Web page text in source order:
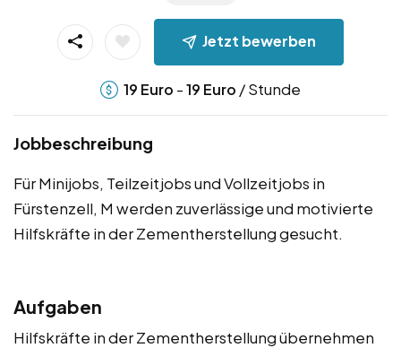
Jetzt bewerben
19 Euro -19 Euro / Stunde
Jobbeschreibung
Für Minijobs, Teilzeitjobs und Vollzeitjobs in
Fürstenzell, M werden zuverlässige und motivierte
Hilfskräfte in der Zementherstellung gesucht.
Aufgaben
Hilfskräfte in der Zementherstellung übernehmen